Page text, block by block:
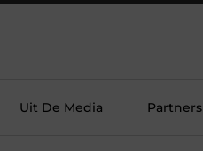
Uit De Media Partners